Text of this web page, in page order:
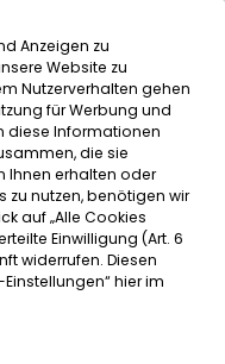
der Seite anspringen
undMENÜ
Anzeigen zu
Website zu
Nutzerverhalten gehen
für Werbung und
diese Informationen
die sie
Ihnen erhalten oder
nutzen, benötigen wir
auf „Alle Cookies
Einwilligung (Art. 6
widerrufen. Diesen
hier im